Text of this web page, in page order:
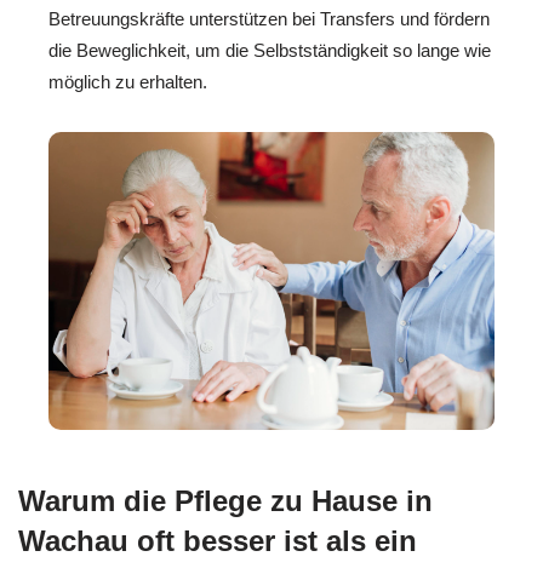
Betreuungskräfte unterstützen bei Transfers und fördern
die Beweglichkeit, um die Selbstständigkeit so lange wie
möglich zu erhalten.
Warum die Pflege zu Hause in
Wachau oft besser ist als ein